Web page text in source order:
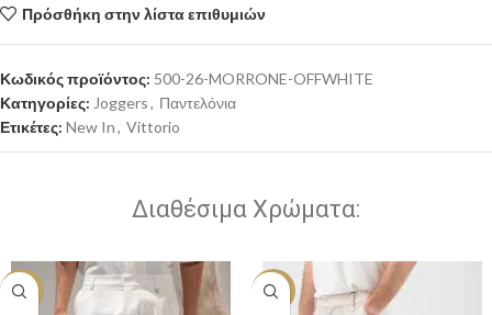
Πρόσθήκη στην λίστα επιθυμιών
Κωδικός προϊόντος: 500-26-MORRONE-OFFWHITE
Κατηγορίες: Joggers, Παντελόνια
Ετικέτες: New In, Vittorio
Διαθέσιμα Χρώματα:
-20% -20%